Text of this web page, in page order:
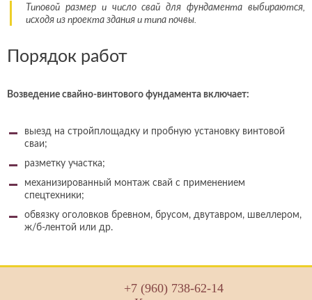
Типовой размер и число свай для фундамента выбираются,
исходя из проекта здания и типа почвы.
Порядок работ
Возведение свайно-винтового фундамента включает:
выезд на стройплощадку и пробную установку винтовой
сваи;
разметку участка;
механизированный монтаж свай с применением
спецтехники;
обвязку оголовков бревном, брусом, двутавром, швеллером,
ж/б-лентой или др.
+7 (960) 738-62-14